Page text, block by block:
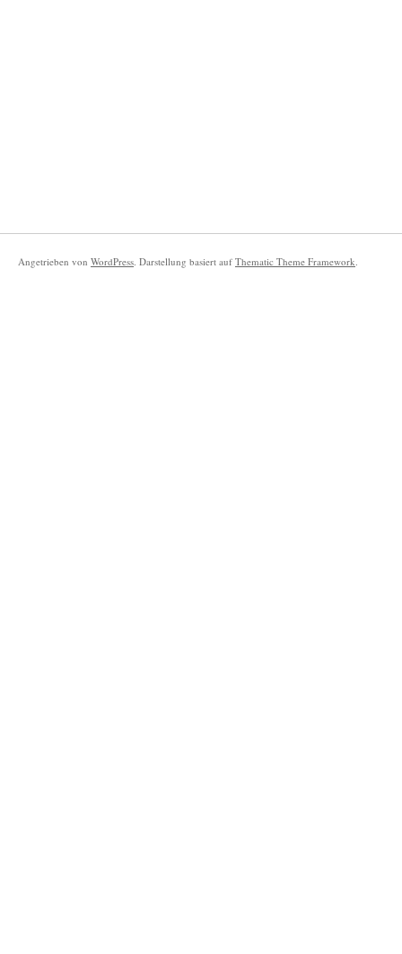
Angetrieben von WordPress . Darstellung basiert auf Thematic Theme Framework